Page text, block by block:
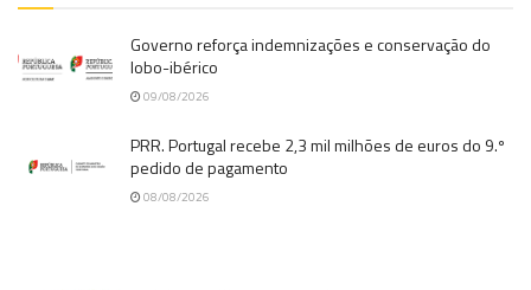
Governo reforça indemnizações e conservação do
lobo-ibérico
09/08/2026
PRR. Portugal recebe 2,3 mil milhões de euros do 9.º
pedido de pagamento
08/08/2026